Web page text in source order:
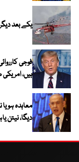
یکے بعد دیگرے 2 ہیلی کاپٹر گر کر
فوجی
ہیں،
معاہدہ ہو
دیگا، نیتن